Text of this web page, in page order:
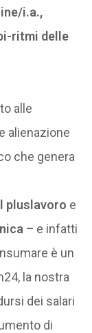
i.a.,
ritmi delle
alle
alienazione
che genera
pluslavoro e
– e infatti
è un
la nostra
dei salari
di